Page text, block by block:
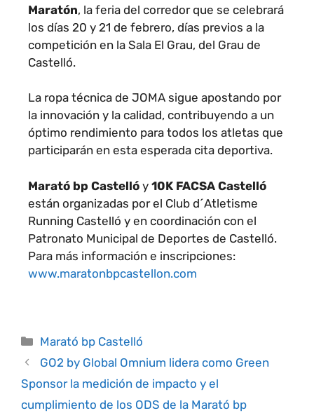
Maratón, la feria del corredor que se celebrará
los días 20 y 21 de febrero, días previos a la
competición en la Sala El Grau, del Grau de
Castelló.
La ropa técnica de JOMA sigue apostando por
la innovación y la calidad, contribuyendo a un
óptimo rendimiento para todos los atletas que
participarán en esta esperada cita deportiva.
Marató bp Castelló y 10K FACSA Castelló
están organizadas por el Club d´Atletisme
Running Castelló y en coordinación con el
Patronato Municipal de Deportes de Castelló.
Para más información e inscripciones:
www.maratonbpcastellon.com
Marató bp Castelló
GO2 by Global Omnium lidera como Green
Sponsor la medición de impacto y el
cumplimiento de los ODS de la Marató bp